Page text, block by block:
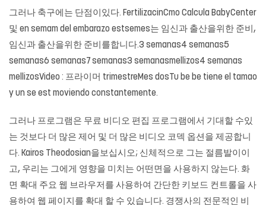
그러나 축구에는 단점이있다. FertilizacinCmo Calcula BabyCenter
및 en semam del embarazo estsemes는 임신과 출산을위한 준비,
임신과 출산을위한 준비를합니다.3 semanas4 semanas5
semanas6 semanas7 semanas3 semanasmellizos4 semanas
mellizosVideo : 프라이머 trimestreMes dosTu be be tiene el tamao
y un se est moviendo constantemente.
그러나 프로그램은 무료 비디오 편집 프로그램에서 기대할 수있
는 것보다 더 많은 제어 및 더 많은 비디오 코덱 옵션을 제공합니
다. Kairos Theodosian을보십시오; 신체적으로 그는 절름발이이
고, 우리는 그에게 영향을 미치는 어떤면을 사용하지 않는다. 화
면 확대 주요 웹 브라우저를 사용하여 간단한 키보드 컨트롤을 사
용하여 웹 페이지를 확대 할 수 있습니다. 경쟁사의 전문적인 비